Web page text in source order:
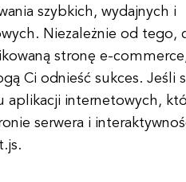
szybkich, wydajnych i
Niezależnie od tego,
stronę e-
Ci odnieść sukces. Jeśli
internetowych,
serwera i